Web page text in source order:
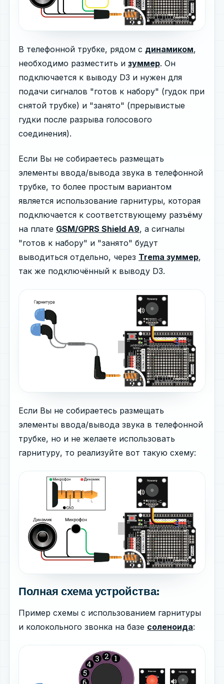
В телефонной трубке, рядом с динамиком,
необходимо разместить и зуммер. Он
подключается к выводу D3 и нужен для
подачи сигналов "готов к набору" (гудок при
снятой трубке) и "занято" (прерывистые
гудки после разрыва голосового
соединения).
Если Вы не собираетесь размещать
элементы ввода/вывода звука в телефонной
трубке, то более простым вариантом
является использование гарнитуры, которая
подключается к соответствующему разъёму
на плате GSM/GPRS Shield A9, а сигналы
"готов к набору" и "занято" будут
выводиться отдельно, через Trema зуммер,
так же подключённый к выводу D3.
Если Вы не собираетесь размещать
элементы ввода/вывода звука в телефонной
трубке, но и не желаете использовать
гарнитуру, то реализуйте вот такую схему:
Полная схема устройства:
Пример схемы с использованием гарнитуры
и колокольного звонка на базе соленоида: